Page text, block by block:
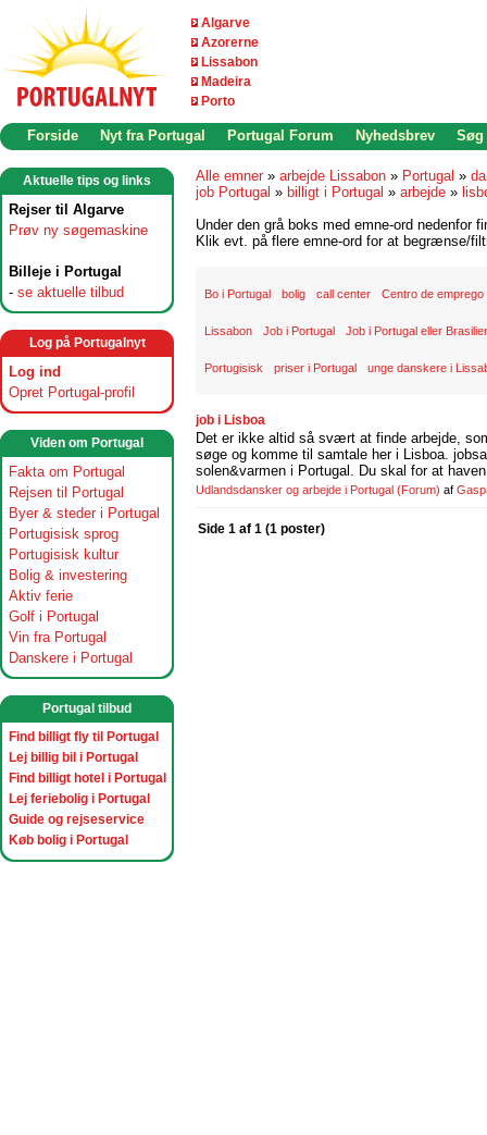
Algarve
Azorerne
Lissabon
Madeira
Porto
Forside Nyt fra Portugal Portugal Forum Nyhedsbrev Søg
Aktuelle tips og links
Rejser til Algarve
Prøv ny søgemaskine
Billeje i Portugal
- se aktuelle tilbud
Log på Portugalnyt
Log ind
Opret Portugal-profil
Viden om Portugal
Fakta om Portugal
Rejsen til Portugal
Byer & steder i Portugal
Portugisisk sprog
Portugisisk kultur
Bolig & investering
Aktiv ferie
Golf i Portugal
Vin fra Portugal
Danskere i Portugal
Portugal tilbud
Find billigt fly til Portugal
Lej billig bil i Portugal
Find billigt hotel i Portugal
Lej feriebolig i Portugal
Guide og rejseservice
Køb bolig i Portugal
Alle emner » arbejde Lissabon » Portugal »
job Portugal » billigt i Portugal » arbejde »
Under den grå boks med emne-ord nedenfor
Klik evt. på flere emne-ord for at begrænse/
Bo i Portugal bolig call center Centro de emprego
Lissabon Job i Portugal Job i Portugal eller
Portugisisk priser i Portugal unge danskere i
job i Lisboa
Det er ikke altid så svært at finde arbejde,
søge og komme til samtale her i Lisboa.
solen&varmen i Portugal. Du skal for at
Udlandsdansker og arbejde i Portugal (Forum) af
Side 1 af 1 (1 poster)